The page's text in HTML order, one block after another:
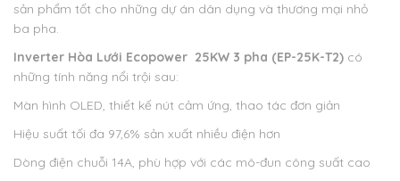
sản phẩm tốt cho những dự án dân dụng và thương mại nhỏ
ba pha.
Inverter Hòa Lưới Ecopower 25KW 3 pha (EP-25K-T2) có
những tính năng nổi trội sau:
Màn hình OLED, thiết kế nút cảm ứng, thao tác đơn giản
Hiệu suất tối đa 97,6% sản xuất nhiều điện hơn
Dòng điện chuỗi 14A, phù hợp với các mô-đun công suất cao